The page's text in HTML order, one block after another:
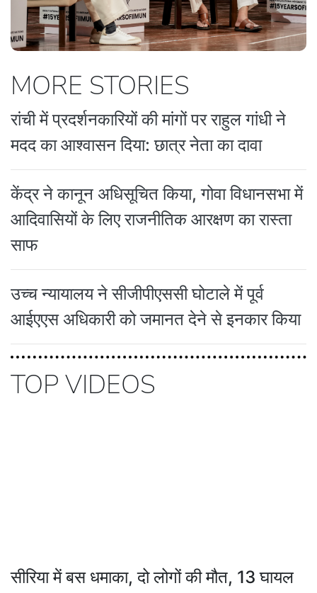
MORE STORIES
रांची में प्रदर्शनकारियों की मांगों पर राहुल गांधी ने
मदद का आश्वासन दिया: छात्र नेता का दावा
केंद्र ने कानून अधिसूचित किया, गोवा विधानसभा में
आदिवासियों के लिए राजनीतिक आरक्षण का रास्ता
साफ
उच्च न्यायालय ने सीजीपीएससी घोटाले में पूर्व
आईएएस अधिकारी को जमानत देने से इनकार किया
TOP VIDEOS
सीरिया में बस धमाका, दो लोगों की मौत, 13 घायल